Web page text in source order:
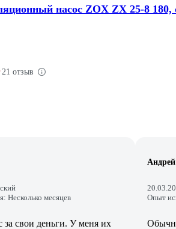
насос ZOX ZX 25-8 180,
21 отзыв
Несколько месяцев
свои деньги. У меня их
Андрей
Опыт